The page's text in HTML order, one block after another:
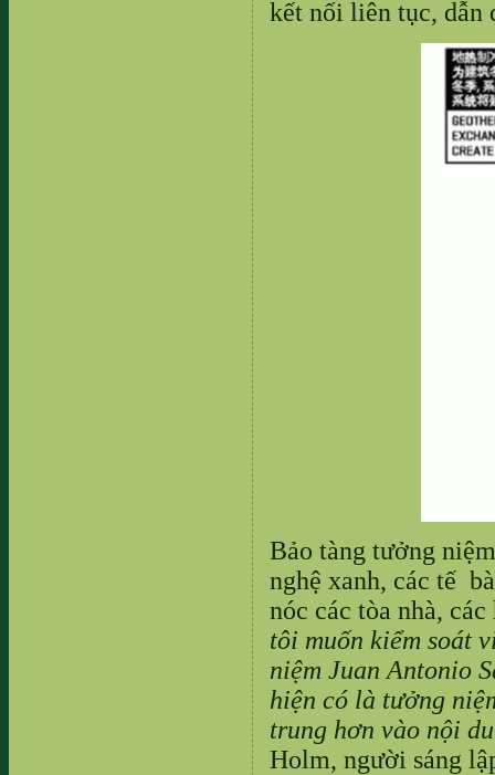
kết nối liên tục, dẫn
Bảo tàng tưởng
nghệ xanh, các tế
nóc các tòa nhà,
tôi muốn kiểm soát
niệm Juan Antonio
hiện có là tưởng
trung hơn vào nội
Holm, người sáng